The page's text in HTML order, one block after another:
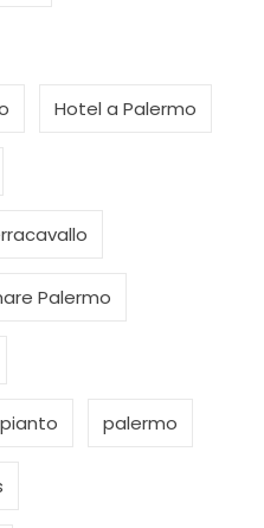
Hotel a Palermo
Palermo
palermo